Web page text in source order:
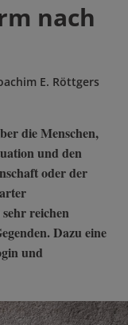
nach
E. Röttgers
die Menschen,
und den
oder der
reichen
Dazu eine
und